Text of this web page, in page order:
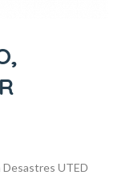
Desastres UTED